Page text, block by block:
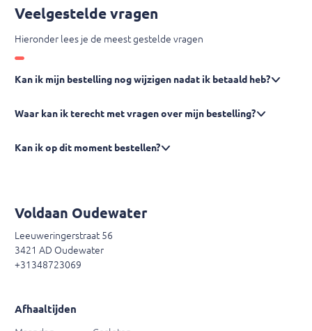
Veelgestelde vragen
Hieronder lees je de meest gestelde vragen
Kan ik mijn bestelling nog wijzigen nadat ik betaald heb?
Waar kan ik terecht met vragen over mijn bestelling?
Kan ik op dit moment bestellen?
Voldaan Oudewater
Leeuweringerstraat 56
3421 AD Oudewater
+31348723069
Afhaaltijden